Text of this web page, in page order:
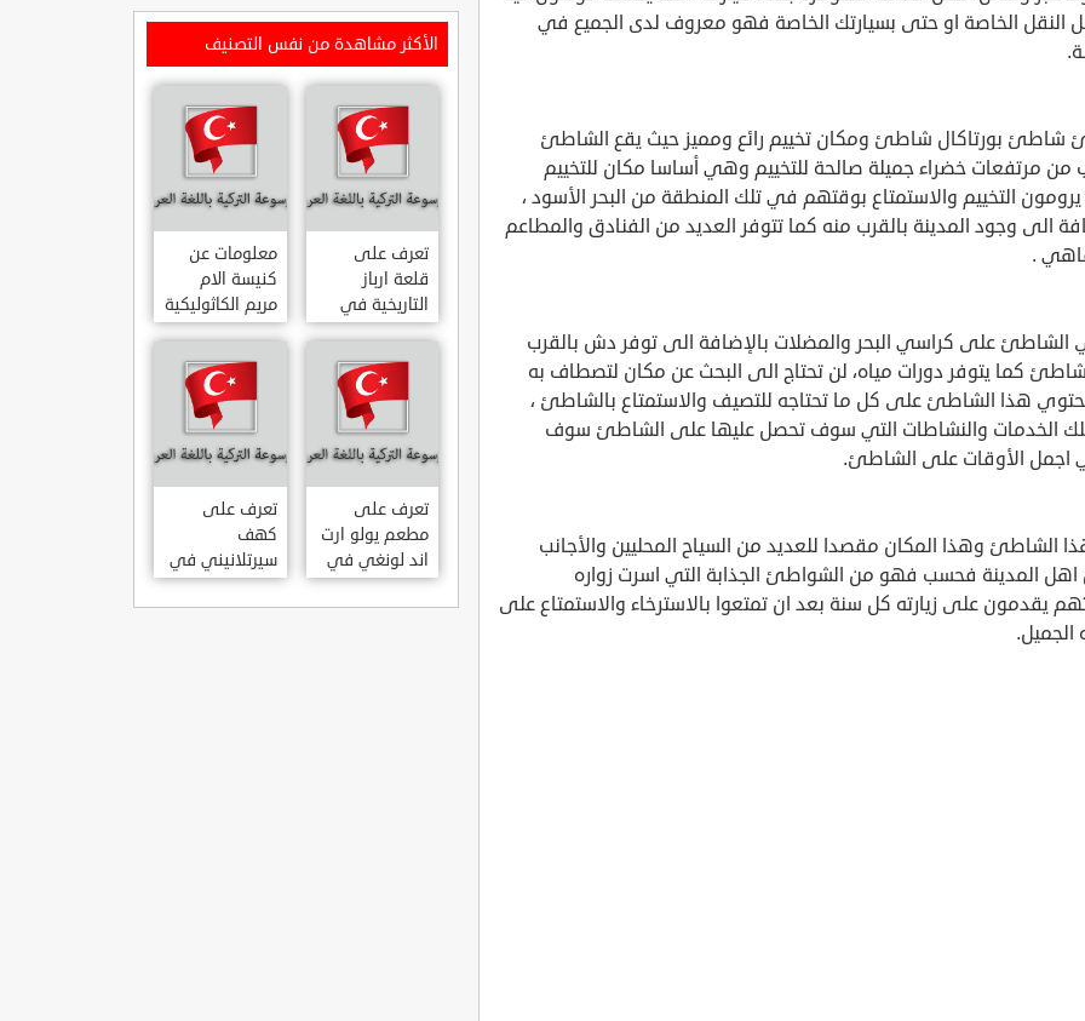
النقل الخاصة او حتى بسيارتك الخاصة فهو معروف لدى الجميع في
بورتاكال شاطئ ومكان تخييم رائع ومميز حيث يقع الشاطئ
من مرتفعات خضراء جميلة صالحة للتخييم وهي أساسا مكان للتخييم
يرومون التخييم والاستمتاع بوقتهم في تلك المنطقة من البحر الأسود ،
الى وجود المدينة بالقرب منه كما تتوفر العديد من الفنادق والمطاعم
.
الشاطئ على كراسي البحر والمضلات بالإضافة الى توفر دش بالقرب
كما يتوفر دورات مياه، لن تحتاج الى البحث عن مكان لتصطاف به
هذا الشاطئ على كل ما تحتاجه للتصيف والاستمتاع بالشاطئ ،
الخدمات والنشاطات التي سوف تحصل عليها على الشاطئ سوف
الأوقات على الشاطئ.
الشاطئ وهذا المكان مقصدا للعديد من السياح المحليين والأجانب
المدينة فحسب فهو من الشواطئ الجذابة التي اسرت زواره
يقدمون على زيارته كل سنة بعد ان تمتعوا بالاسترخاء والاستمتاع على
الجميل.
الأكثر مشاهدة من نفس التصنيف
تعرف على
قلعة ارباز
التاريخية في
ولاية ايدن.. من
القلاع الدولة
العثمانية
ARPAZ
KALESI AYDIN
معلومات عن
كنيسة الام
مريم الكاثوليكية
في هاتي .. من
معالم المدينة
التاريخية
والدينية
MERYEM ANA
KATOLIK
KILISESI
HATAY
تعرف على
مطعم يولو ارت
اند لونغي في
ازمير .. مطعم
بجدران متحف
تعرف على
كهف
سيرتلانيني في
ولاية ايدن .. من
اعاجيب الطبيعة